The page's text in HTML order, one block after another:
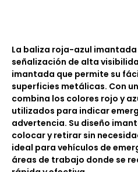
La baliza roja-azul imantada
señalización de alta
imantada que permite su
superficies metálicas. Con
combina los colores rojo y
utilizados para indicar
advertencia. Su diseño
colocar y retirar sin
ideal para vehículos de
áreas de trabajo donde se